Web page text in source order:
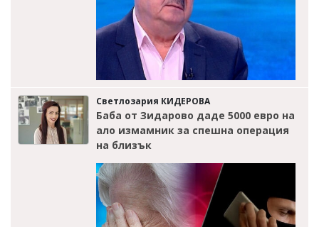
Светлозария КИДЕРОВА
Баба от Зидарово даде 5000 евро на
ало измамник за спешна операция
на близък